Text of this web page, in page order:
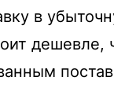
в